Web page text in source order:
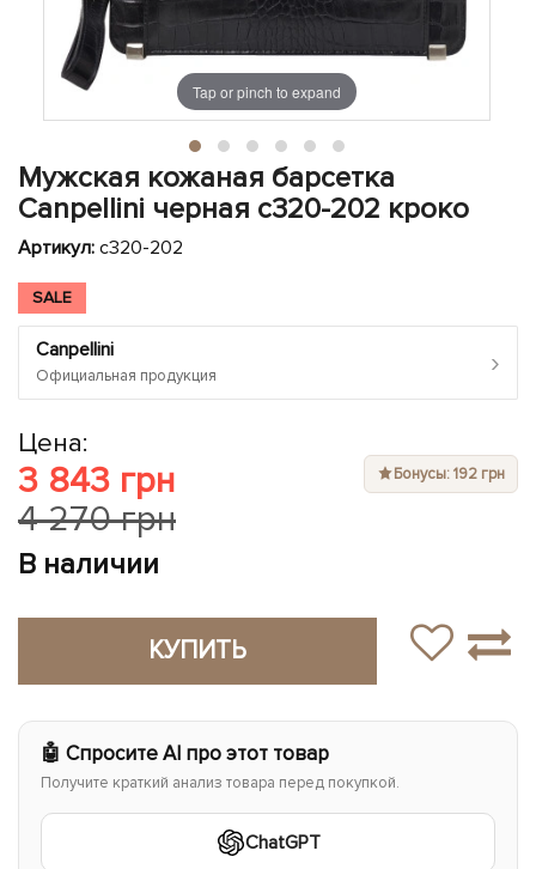
Показать все
Показать все
ЧЕХЛЫ ДЛЯ НОУТБУКОВ
Показать все
Tap or pinch to expand
Мужская кожаная барсетка
Canpellini черная c320-202 кроко
Артикул: c320-202
SALE
Canpellini
Официальная продукция ›
Цена:
3 843 грн
4 270 грн
Бонусы: 192 грн
В наличии
КУПИТЬ
🤖 Спросите AI про этот товар
Получите краткий анализ товара перед покупкой.
ChatGPT